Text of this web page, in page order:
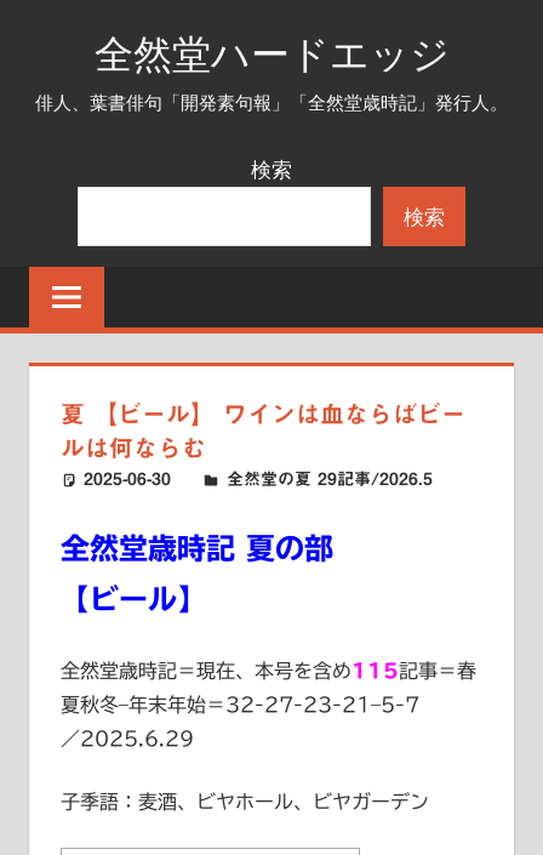
プ
全然堂ハードエッジ
俳人、葉書俳句「開発素句報」「全然堂歳時記」発行人。
検索
検索
夏 【ビール】 ワインは血ならばビー
ルは何ならむ
2025-06-30 ハードエッジ
全然堂の夏 29記事/2026.5
全然堂歳時記 夏の部
【ビール】
全然堂歳時記＝現在、本号を含め115記事＝春
夏秋冬–年末年始＝32-27-23-21–5-7
／2025.6.29
子季語：麦酒、ビヤホール、ビヤガーデン